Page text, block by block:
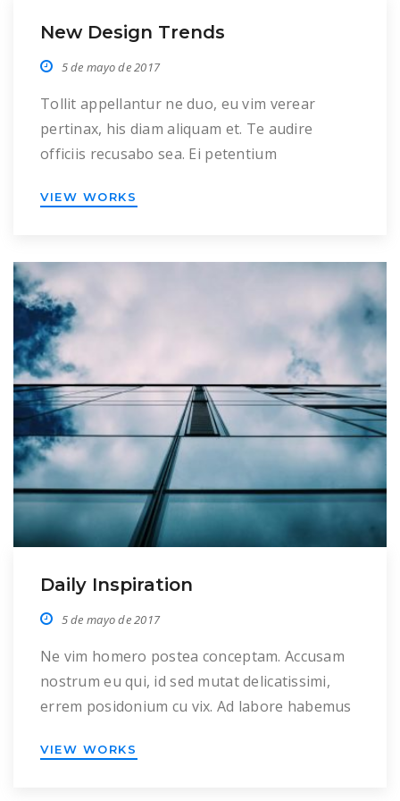
New Design Trends
5 de mayo de 2017
Tollit appellantur ne duo, eu vim verear
pertinax, his diam aliquam et. Te audire
officiis recusabo sea. Ei petentium
invenire ne sed, mei iusto mollis repudiare eu.
lorem partem. Ea rebum autem sit, ridens
adolescens […]
VIEW WORKS
Daily Inspiration
5 de mayo de 2017
Ne vim homero postea conceptam. Accusam
nostrum eu qui, id sed mutat delicatissimi,
errem posidonium cu vix. Ad labore habemus
voluptatum, eam eu omnium delenit
VIEW WORKS